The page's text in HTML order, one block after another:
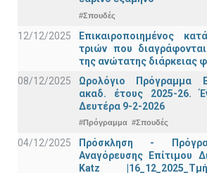
#Σπουδές
12/12/2025
Επικαιροποιημένος
τριών που
της ανώτατης διάρκειας
08/12/2025
Ωρολόγιο Πρόγραμμα
ακαδ. έτους 2025-26.
Δευτέρα 9-2-2026
#Πρόγραμμα #Σπουδές
04/12/2025
Πρόσκληση -
Αναγόρευσης Επίτιμου
Katz